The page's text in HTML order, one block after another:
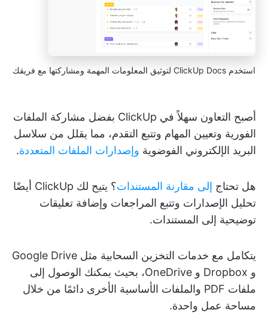
استخدم ClickUp Docs لتوثيق المعلومات المهمة ومشاركتها مع فريقك
أصبح التعاون سهلاً في ClickUp بفضل مشاركة الملفات
الفورية وتعيين المهام وتتبع التقدم، مما يقلل من سلاسل
البريد الإلكتروني الفوضوية وإصدارات الملفات المتعددة.
هل تحتاج إلى مقارنة المستندات
؟ يتيح لك ClickUp أيضًا
تحليل الإصدارات وتتبع المراجعات وإضافة تعليقات
توضيحية إلى المستندات.
يتكامل مع خدمات التخزين السحابية مثل Google Drive
و Dropbox و OneDrive، بحيث يمكنك الوصول إلى
ملفات PDF والملفات الأساسية الأخرى دائمًا من خلال
مساحة عمل واحدة.